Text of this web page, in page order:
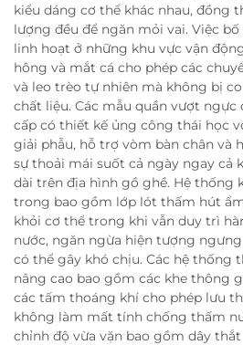
kiểu dáng cơ thể khác nhau, đồng
lượng đều để ngăn mỏi vai. Việc
linh hoạt ở những khu vực vận
hông và mắt cá cho phép các
và leo trèo tự nhiên mà không bị
chất liệu. Các mẫu quần vượt
cấp có thiết kế ủng công thái học
giải phẫu, hỗ trợ vòm bàn chân và
sự thoải mái suốt cả ngày ngay cả
dài trên địa hình gồ ghề. Hệ thống
trong bao gồm lớp lót thấm hút
khỏi cơ thể trong khi vẫn duy trì
nước, ngăn ngừa hiện tượng
có thể gây khó chịu. Các hệ thống
nâng cao bao gồm các khe thông
các tấm thoáng khí cho phép lưu
không làm mất tính chống thấm
chỉnh độ vừa vặn bao gồm dây